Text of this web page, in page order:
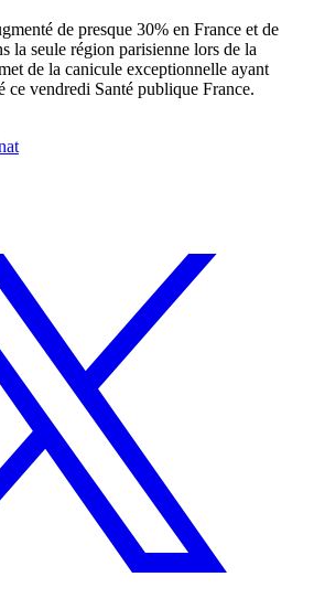
de presque 30% en France et de
la seule région parisienne lors de la
de la canicule exceptionnelle ayant
ce vendredi Santé publique France.